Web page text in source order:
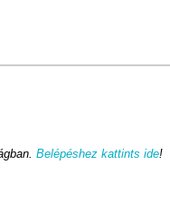
Belépéshez kattints ide!